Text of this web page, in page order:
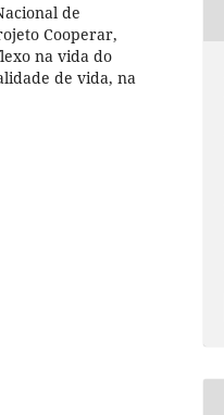
de
Cooperar,
na vida do
de vida, na